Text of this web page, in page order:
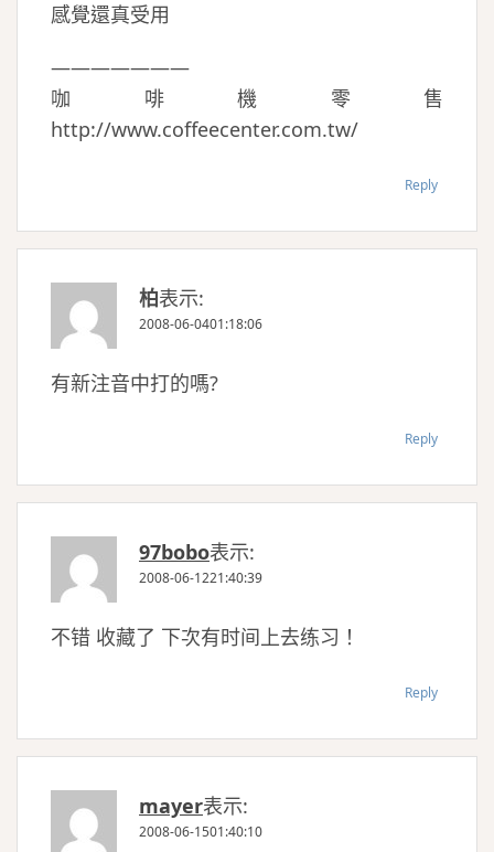
感覺還真受用
———————
咖啡機零售
http://www.coffeecenter.com.tw/
Reply
柏表示:
2008-06-0401:18:06
有新注音中打的嗎?
Reply
97bobo表示:
2008-06-1221:40:39
不错 收藏了 下次有时间上去练习！
Reply
mayer表示:
2008-06-1501:40:10